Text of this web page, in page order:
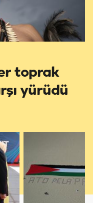
toprak
yürüdü